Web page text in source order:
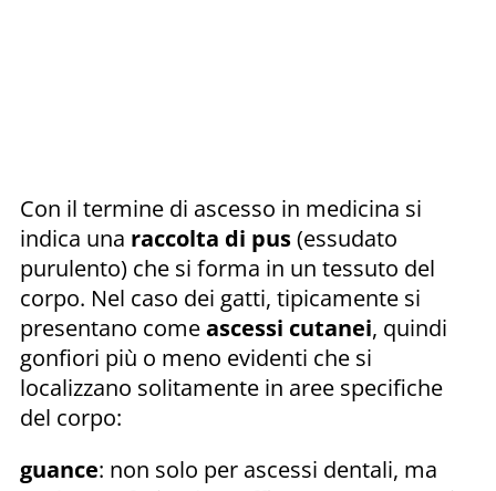
Con il termine di ascesso in medicina si
indica una raccolta di pus(essudato
purulento) che si forma in un tessuto del
corpo. Nel caso dei gatti, tipicamente si
presentano comeascessi cutanei, quindi
gonfiori più o meno evidenti che si
localizzano solitamente in aree specifiche
del corpo:
guance: non solo per ascessi dentali, ma